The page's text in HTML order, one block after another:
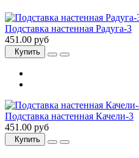
Подставка настенная Радуга-3
451.00 руб
Купить
Подставка настенная Качели-3
451.00 руб
Купить